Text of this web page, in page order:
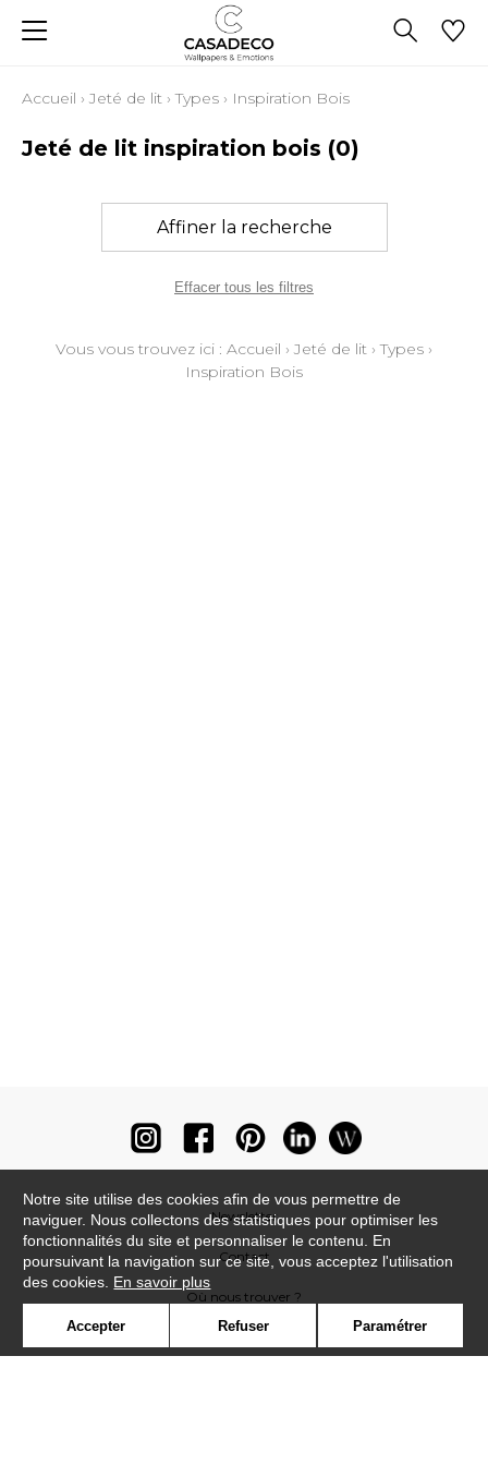
Accueil › Jeté de lit ›Types › Inspiration Bois
Jeté de lit inspiration bois (0)
Affiner la recherche
Effacer tous les filtres
Vous vous trouvez ici : Accueil › Jeté de lit ›Types ›
Inspiration Bois
Newsletter
Contact
Où nous trouver ?
Notre site utilise des cookies afin de vous permettre de
naviguer. Nous collectons des statistiques pour optimiser les
fonctionnalités du site et personnaliser le contenu. En
poursuivant la navigation sur ce site, vous acceptez l'utilisation
des cookies. En savoir plus
Accepter Refuser Paramétrer